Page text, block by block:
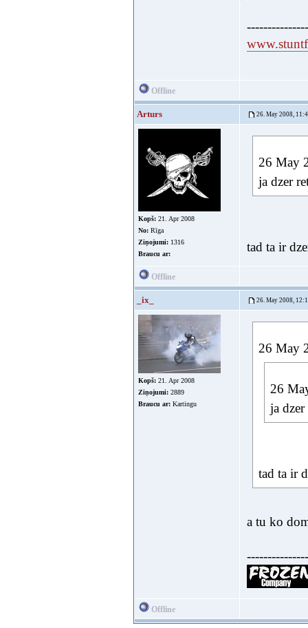
Offline
Arturs 26. May 2008,
Kopš: 21. Apr 2008
No: Rīga
Ziņojumi: 1316
Braucu ar:
26 May
ja dzer
tad ta ir
Offline
_ix_ 26. May 2008,
Kopš: 21. Apr 2008
Ziņojumi: 2889
Braucu ar: Kartingu
26 May
26
ja
tad ta ir
a tu ko
Offline